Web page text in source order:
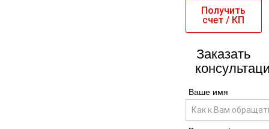
Получить
счет / КП
Заказать
Ваше имя